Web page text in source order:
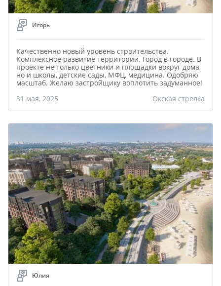
Игорь
Качественно новый уровень строительства.
Комплексное развитие территории. Город в городе. В
проекте не только цветники и площадки вокруг дома,
но и школы, детские сады, МФЦ, медицина. Одобряю
масштаб. Желаю застройщику воплотить задуманное!
31 мая, 2025
Окская стрелка
Юлия